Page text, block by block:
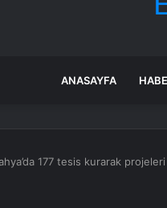
ANASAYFA
177 tesis kurarak